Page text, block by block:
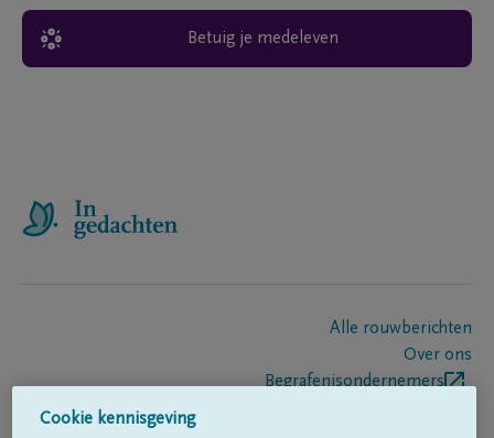
Betuig je medeleven
Alle rouwberichten
Over ons
Begrafenisondernemers
Cookie kennisgeving